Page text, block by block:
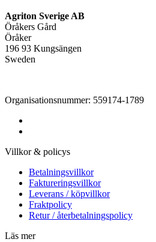
Agriton Sverige AB
Öråkers Gård
Öråker
196 93 Kungsängen
Sweden
Organisationsnummer: 559174-1789
Villkor & policys
Betalningsvillkor
Faktureringsvillkor
Leverans / köpvillkor
Fraktpolicy
Retur / återbetalningspolicy
Läs mer